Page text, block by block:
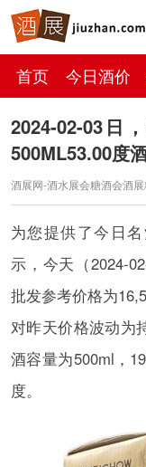
首页 今日酒价
百科
2024-02-03日
500ML53.00度
酒展网-酒水展会糖酒会酒
为您提供了今日
示，今天（2024-
批发参考价格为
对昨天价格波动为
酒容量为500ml，
度。